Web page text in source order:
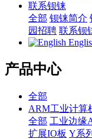
联系钡铼
全部 钡铼简介
园招聘 联系钡
产品中心
全部
ARM工业计算
全部 工业边缘
扩展IO板 Y系